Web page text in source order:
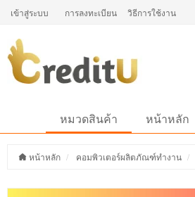
เข้าสู่ระบบ การลงทะเบียน วิธีการใช้งาน
หมวดสินค้า หน้าหลัก
หน้าหลัก คอมพิวเตอร์ผลิตภัณฑ์ทำงาน